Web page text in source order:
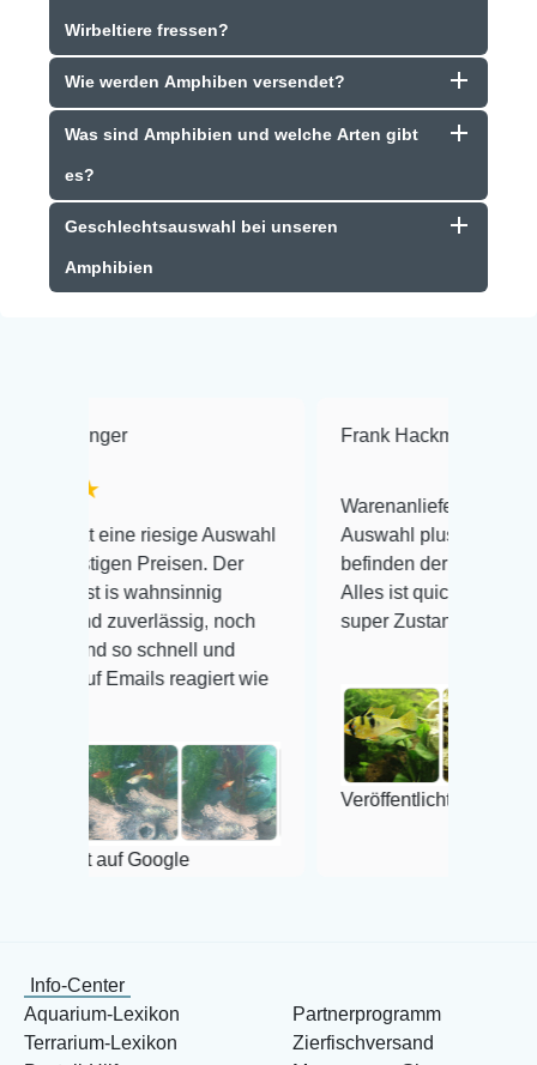
Wirbeltiere fressen?
Wie werden Amphiben versendet?
Was sind Amphibien und welche Arten gibt
es?
Geschlechtsauswahl bei unseren
Amphibien
Auswahl
Der
noch
und
reagiert wie
Frank Hackmayer ★★★★
Warenanlieferung Top und die
Auswahl plus gesundheitliches
befinden der Fische einwandfrei.
Alles ist quick lebendig und im
super Zustand. Gerne wieder 😃
Veröffentlicht auf Google
Info-Center
Aquarium-Lexikon
Terrarium-Lexikon
Partnerprogramm
Zierfischversand